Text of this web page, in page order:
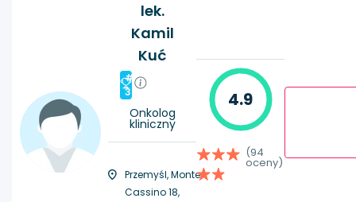
lek.
Kamil
Kuć
#
3
Onkolog
kliniczny
Przemyśl, Monte
Cassino 18,
4.9
(94
oceny)